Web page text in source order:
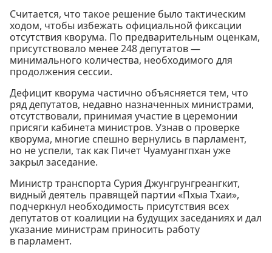
Считается, что такое решение было тактическим
ходом, чтобы избежать официальной фиксации
отсутствия кворума. По предварительным оценкам,
присутствовало менее 248 депутатов —
минимального количества, необходимого для
продолжения сессии.
Дефицит кворума частично объясняется тем, что
ряд депутатов, недавно назначенных министрами,
отсутствовали, принимая участие в церемонии
присяги кабинета министров. Узнав о проверке
кворума, многие спешно вернулись в парламент,
но не успели, так как Пичет Чуамуангпхан уже
закрыл заседание.
Министр транспорта Сурия Джунгрунгреангкит,
видный деятель правящей партии «Пхыа Тхаи»,
подчеркнул необходимость присутствия всех
депутатов от коалиции на будущих заседаниях и дал
указание министрам приносить работу
в парламент.